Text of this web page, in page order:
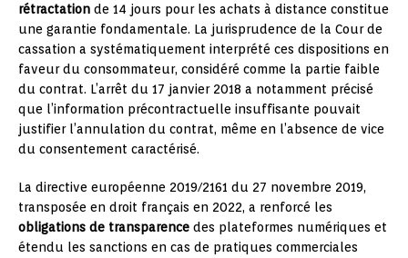
rétractation de 14 jours pour les achats à distance constitue
une garantie fondamentale. La jurisprudence de la Cour de
cassation a systématiquement interprété ces dispositions en
faveur du consommateur, considéré comme la partie faible
du contrat. L’arrêt du 17 janvier 2018 a notamment précisé
que l’information précontractuelle insuffisante pouvait
justifier l’annulation du contrat, même en l’absence de vice
du consentement caractérisé.
La directive européenne 2019/2161 du 27 novembre 2019,
transposée en droit français en 2022, a renforcé les
obligations de transparence des plateformes numériques et
étendu les sanctions en cas de pratiques commerciales